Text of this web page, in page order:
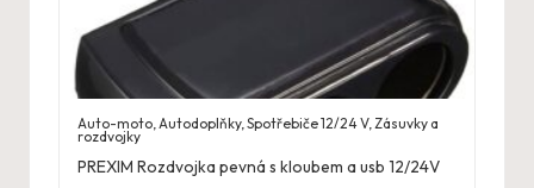
Auto-moto Autodoplňky,Spotřebiče 12/24 V, Zásuvky a
rozdvojky
PREXIM Rozdvojka pevná s kloubem a usb 12/24V